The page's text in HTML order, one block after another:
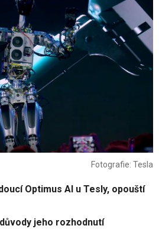
Fotografie: Tesla
Optimus AI u Tesly, opouští
jeho rozhodnutí